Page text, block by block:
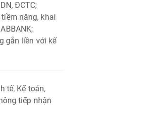
ĐCTC;
năng, khai
gắn liền với kế
tế, Kế toán,
tiếp nhận